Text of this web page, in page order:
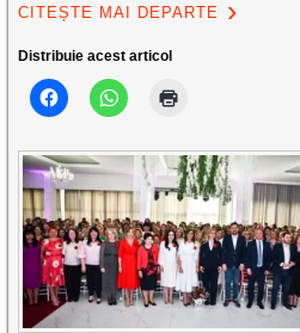
CITEȘTE MAI DEPARTE
Distribuie acest articol